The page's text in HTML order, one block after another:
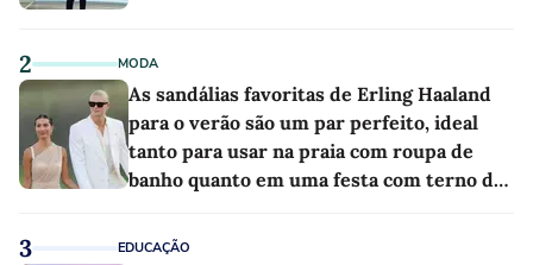
2 MODA
As sandálias favoritas de Erling Haaland
para o verão são um par perfeito, ideal
tanto para usar na praia com roupa de
banho quanto em uma festa com terno de
3 EDUCAÇÃO